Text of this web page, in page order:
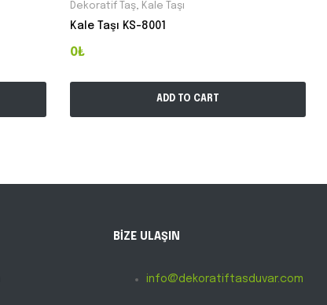
Dekoratif Taş, Kale Taşı
Kale Taşı KS-8001
0₺
ADD TO CART
BİZE ULAŞIN
info@dekoratiftasduvar.com